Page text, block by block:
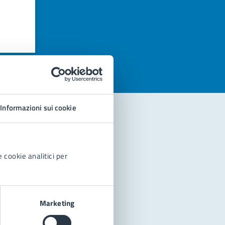
Informazioni sui cookie
cookie analitici per
Marketing